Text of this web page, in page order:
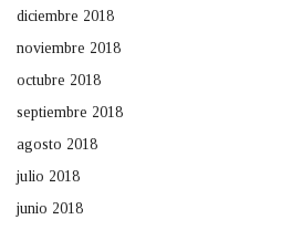
diciembre 2018
noviembre 2018
octubre 2018
septiembre 2018
agosto 2018
julio 2018
junio 2018